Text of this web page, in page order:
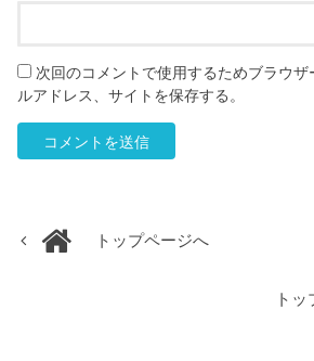
次回のコメントで使用するためブラウ
ルアドレス、サイトを保存する。
トップページへ
ト